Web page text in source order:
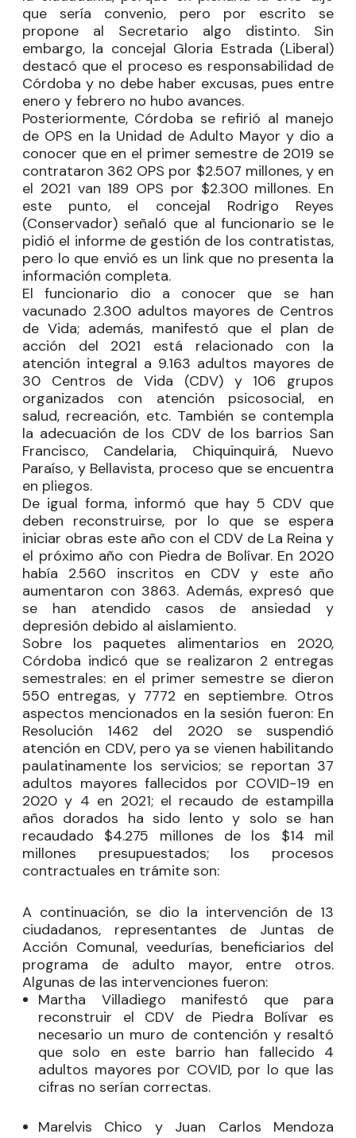
que sería convenio, pero por escrito se
propone al Secretario algo distinto. Sin
embargo, la concejal Gloria Estrada (Liberal)
destacó que el proceso es responsabilidad de
Córdoba y no debe haber excusas, pues entre
enero y febrero no hubo avances.
Posteriormente, Córdoba se refirió al manejo
de OPS en la Unidad de Adulto Mayor y dio a
conocer que en el primer semestre de 2019 se
contrataron 362 OPS por $2.507 millones, y en
el 2021 van 189 OPS por $2.300 millones. En
este punto, el concejal Rodrigo Reyes
(Conservador) señaló que al funcionario se le
pidió el informe de gestión de los contratistas,
pero lo que envió es un link que no presenta la
información completa.
El funcionario dio a conocer que se han
vacunado 2.300 adultos mayores de Centros
de Vida; además, manifestó que el plan de
acción del 2021 está relacionado con la
atención integral a 9.163 adultos mayores de
30 Centros de Vida (CDV) y 106 grupos
organizados con atención psicosocial, en
salud, recreación, etc. También se contempla
la adecuación de los CDV de los barrios San
Francisco, Candelaria, Chiquinquirá, Nuevo
Paraíso, y Bellavista, proceso que se encuentra
en pliegos.
De igual forma, informó que hay 5 CDV que
deben reconstruirse, por lo que se espera
iniciar obras este año con el CDV de La Reina y
el próximo año con Piedra de Bolívar. En 2020
había 2.560 inscritos en CDV y este año
aumentaron con 3863. Además, expresó que
se han atendido casos de ansiedad y
depresión debido al aislamiento.
Sobre los paquetes alimentarios en 2020,
Córdoba indicó que se realizaron 2 entregas
semestrales: en el primer semestre se dieron
550 entregas, y 7772 en septiembre. Otros
aspectos mencionados en la sesión fueron: En
Resolución 1462 del 2020 se suspendió
atención en CDV, pero ya se vienen habilitando
paulatinamente los servicios; se reportan 37
adultos mayores fallecidos por COVID-19 en
2020 y 4 en 2021; el recaudo de estampilla
años dorados ha sido lento y solo se han
recaudado $4.275 millones de los $14 mil
millones presupuestados; los procesos
contractuales en trámite son:
A continuación, se dio la intervención de 13
ciudadanos, representantes de Juntas de
Acción Comunal, veedurías, beneficiarios del
programa de adulto mayor, entre otros.
Algunas de las intervenciones fueron:
Martha Villadiego manifestó que para
reconstruir el CDV de Piedra Bolívar es
necesario un muro de contención y resaltó
que solo en este barrio han fallecido 4
adultos mayores por COVID, por lo que las
cifras no serían correctas.
Marelvis Chico y Juan Carlos Mendoza